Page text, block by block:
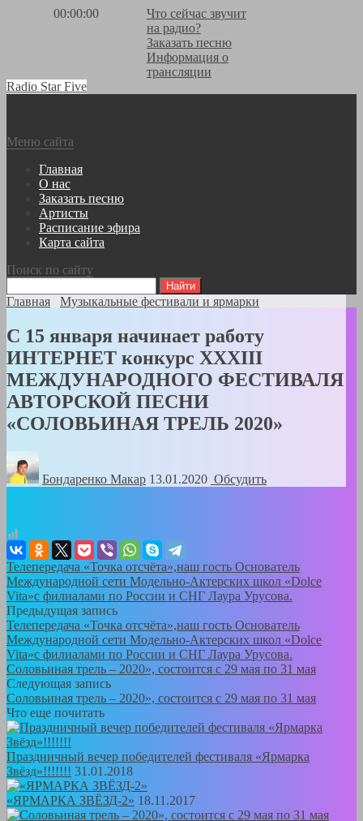
00:00:00
Что сейчас звучит
на радио?
Заказать песню
Информация о
трансляции
Radio Star Five
Меню сайта
Главная
О нас
Заказать песню
Артисты
Расписание эфира
Карта сайта
Поиск по сайту
Главная Музыкальные фестивали и ярмарки
С 15 января начинает работу
ИНТЕРНЕТ конкурс XXXIII
МЕЖДУНАРОДНОГО ФЕСТИВАЛЯ
АВТОРСКОЙ ПЕСНИ
«СОЛОВЬИНАЯ ТРЕЛЬ 2020»
Бондаренко Mакар 13.01.2020 Обсудить
Телепередача «Точка отсчёта»,наш гость Основатель
Международной сети Модельно-Актерских школ «Dolce
Vita»с филиалами по России и СНГ Лаура Урусова.
Предыдущая запись
Телепередача «Точка отсчёта»,наш гость Основатель
Международной сети Модельно-Актерских школ «Dolce
Vita»с филиалами по России и СНГ Лаура Урусова.
Соловьиная трель – 2020», состоится с 29 мая по 31 мая
Следующая запись
Соловьиная трель – 2020», состоится с 29 мая по 31 мая
Что еще почитать
Праздничный вечер победителей фестиваля «Ярмарка
Звёзд»!!!!!!! 31.01.2018
«ЯРМАРКА ЗВЁЗД-2» 18.11.2017